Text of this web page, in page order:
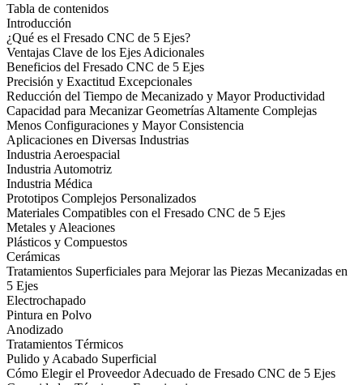
Tabla de contenidos
Introducción
¿Qué es el Fresado CNC de 5 Ejes?
Ventajas Clave de los Ejes Adicionales
Beneficios del Fresado CNC de 5 Ejes
Precisión y Exactitud Excepcionales
Reducción del Tiempo de Mecanizado y Mayor Productividad
Capacidad para Mecanizar Geometrías Altamente Complejas
Menos Configuraciones y Mayor Consistencia
Aplicaciones en Diversas Industrias
Industria Aeroespacial
Industria Automotriz
Industria Médica
Prototipos Complejos Personalizados
Materiales Compatibles con el Fresado CNC de 5 Ejes
Metales y Aleaciones
Plásticos y Compuestos
Cerámicas
Tratamientos Superficiales para Mejorar las Piezas Mecanizadas en
5 Ejes
Electrochapado
Pintura en Polvo
Anodizado
Tratamientos Térmicos
Pulido y Acabado Superficial
Cómo Elegir el Proveedor Adecuado de Fresado CNC de 5 Ejes